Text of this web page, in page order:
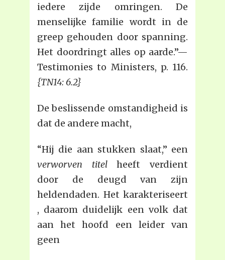
iedere zijde omringen. De
menselijke familie wordt in de
greep gehouden door spanning.
Het doordringt alles op aarde.”—
Testimonies to Ministers, p. 116.
{TN14: 6.2}
De beslissende omstandigheid is
dat de andere macht,
“Hij die aan stukken slaat,” een
verworven titelheeft verdient
door de deugd van zijn
heldendaden. Het karakteriseert
, daarom duidelijk een volk dat
aan het hoofd een leider van
geen